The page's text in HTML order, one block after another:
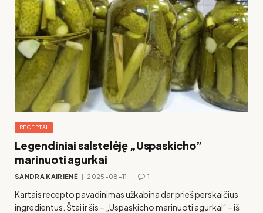
RECEPTAI
Legendiniai salstelėję „Uspaskicho”
marinuoti agurkai
SANDRA KAIRIENĖ 2025-08-11 1
Kartais recepto pavadinimas užkabina dar prieš perskaičius
ingredientus. Štai ir šis – „Uspaskicho marinuoti agurkai“ – iš